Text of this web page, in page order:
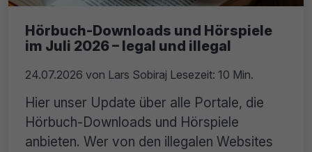
Hörbuch-Downloads und Hörspiele
im Juli 2026 – legal und illegal
24.07.2026 von Lars Sobiraj Lesezeit: 10 Min.
Hier unser Update über alle Portale, die
Hörbuch-Downloads und Hörspiele
anbieten. Wer von den illegalen Websites